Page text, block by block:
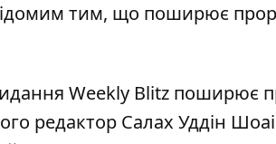
тим, що поширює
Weekly Blitz поширює
редактор Салах Уддін